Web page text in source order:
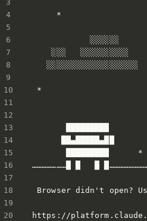
*
░░░░░░
░░░   ░░░░░░░░░░
░░░░░░░░░░░░░░░░░░░
*
██▄█████▄██
       █████████      *
…………………█ █   █
Browser didn't open?
https://